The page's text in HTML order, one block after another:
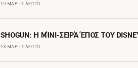
19 ΜΑΡ · 1 ΛΕΠΤΌ
SHOGUN: Η ΜΊΝΙ-ΣΕΙΡΆ ΈΠΟΣ ΤΟΥ
18 ΜΑΡ · 1 ΛΕΠΤΌ